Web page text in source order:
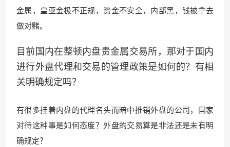
金属，皇亚金极不正规，资金不安全，内部黑，钱被拿去
做对赌。
目前国内在整顿内盘贵金属交易所，那对于国内
进行外盘代理和交易的管理政策是如何的？有相
关明确规定吗？
有很多挂着内盘的代理名头而暗中推销外盘的公司，国家
对待这种事是如何态度？外盘的交易算是非法还是未有明
确规定？